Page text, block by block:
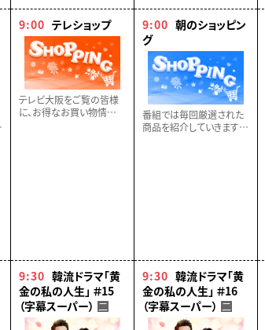
9:00 テレショップ
テレビ大阪をご覧の皆様
に、お得なお買い物情報
9:30 韓流ドラマ「黄
金の私の人生」 ＃15
（字幕スーパー） 二
9:00 朝のショッピン
グ
番組では毎回厳選された
商品を紹介していきます。
9:30 韓流ドラマ「黄
金の私の人生」 ＃16
（字幕スーパー） 二